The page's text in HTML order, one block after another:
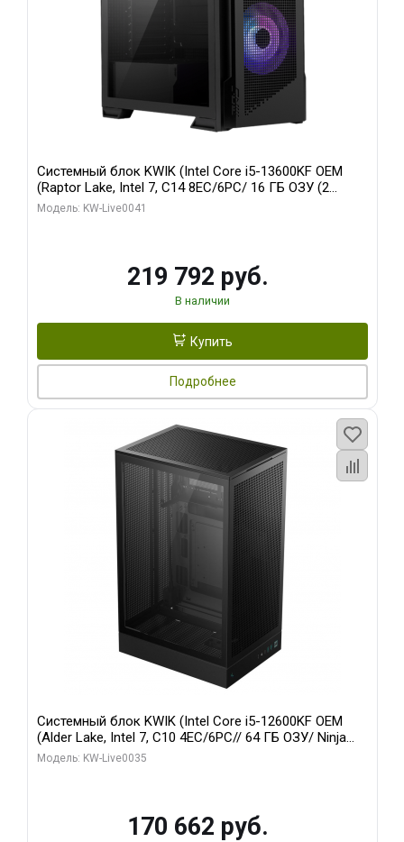
Системный блок KWIK (Intel Core i5-13600KF OEM
(Raptor Lake, Intel 7, C14 8EC/6PC/ 16 ГБ ОЗУ (2
модуля)/ Palit RTX5080 GAMINGPRO OC 16GB GDDR7
Модель: KW-Live0041
219 792 руб.
В наличии
Купить
Подробнее
Системный блок KWIK (Intel Core i5-12600KF OEM
(Alder Lake, Intel 7, C10 4EC/6PC// 64 ГБ ОЗУ/ Ninja
Sinotex GTX1650 4GB 128bit GDDR6 DVI DP HDMI 2/
Модель: KW-Live0035
170 662 руб.